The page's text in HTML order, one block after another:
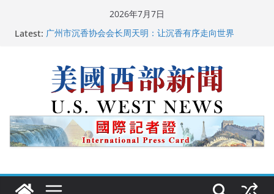
2026年7月7日
Latest: 广州市沉香协会会长周天明：让沉香有序走向世界
美国人
美国最高法院维持“出生公民权” : 出生在美国就是美国
人！
中国驻美国大使谢锋邀请美国老教师罗纳德·萨科尔斯基
再次访华